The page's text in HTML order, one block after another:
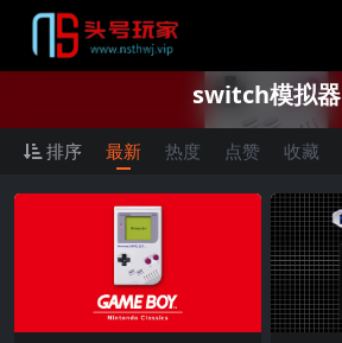
switch模拟器
排序 最新 热度 点赞 收藏